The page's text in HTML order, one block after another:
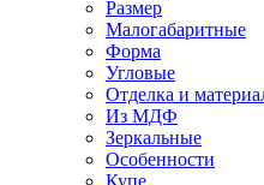
Размер
Малогабаритные
Форма
Угловые
Отделка и
Из МДФ
Зеркальные
Особенности
Купе